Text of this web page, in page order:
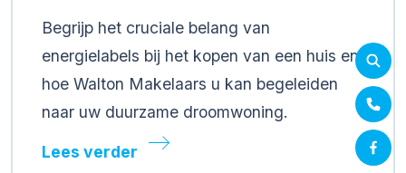
Begrijp het cruciale belang van
energielabels bij het kopen van een huis en
hoe Walton Makelaars u kan begeleiden
naar uw duurzame droomwoning.
Lees verder